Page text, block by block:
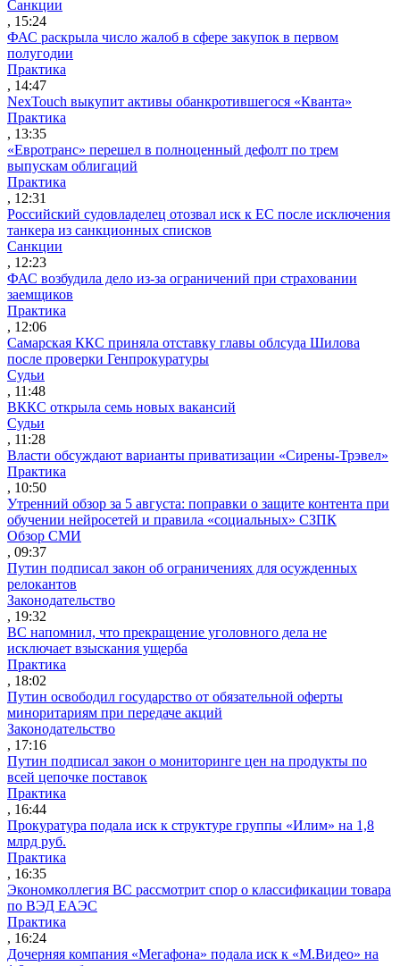
Санкции
, 15:24
ФАС раскрыла число жалоб в сфере закупок в первом
полугодии
Практика
, 14:47
NexTouch выкупит активы обанкротившегося «Кванта»
Практика
, 13:35
«Евротранс» перешел в полноценный дефолт по трем
выпускам облигаций
Практика
, 12:31
Российский судовладелец отозвал иск к ЕС после исключения
танкера из санкционных списков
Санкции
, 12:23
ФАС возбудила дело из-за ограничений при страховании
заемщиков
Практика
, 12:06
Самарская ККС приняла отставку главы облсуда Шилова
после проверки Генпрокуратуры
Судьи
, 11:48
ВККС открыла семь новых вакансий
Судьи
, 11:28
Власти обсуждают варианты приватизации «Сирены-Трэвел»
Практика
, 10:50
Утренний обзор за 5 августа: поправки о защите контента при
обучении нейросетей и правила «социальных» СЗПК
Обзор СМИ
, 09:37
Путин подписал закон об ограничениях для осужденных
релокантов
Законодательство
, 19:32
ВС напомнил, что прекращение уголовного дела не
исключает взыскания ущерба
Практика
, 18:02
Путин освободил государство от обязательной оферты
миноритариям при передаче акций
Законодательство
, 17:16
Путин подписал закон о мониторинге цен на продукты по
всей цепочке поставок
Практика
, 16:44
Прокуратура подала иск к структуре группы «Илим» на 1,8
млрд руб.
Практика
, 16:35
Экономколлегия ВС рассмотрит спор о классификации товара
по ВЭД ЕАЭС
Практика
, 16:24
Дочерняя компания «Мегафона» подала иск к «М.Видео» на